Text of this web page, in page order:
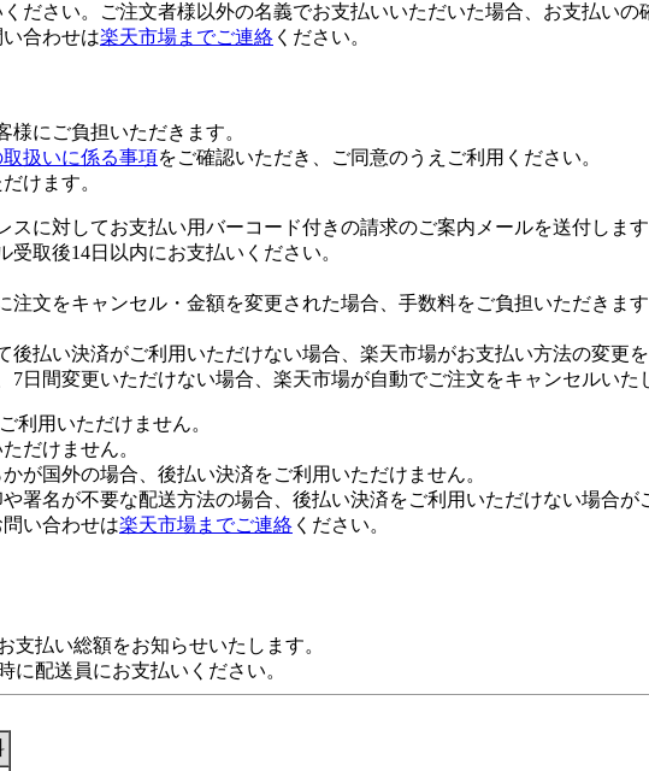
ださい。ご注文者様以外の名義でお支払いいただいた場合、お支払いの
合わせは楽天市場までご連絡 ください。
様にご負担いただきます。
扱いに係る事項をご確認いただき、ご同意のうえご利用ください。
けます。
スに対してお支払い用バーコード付きの請求のご案内メールを送付しま
取後14日以内にお支払いください。
注文をキャンセル・金額を変更された場合、手数料をご負担いただきま
後払い決済がご利用いただけない場合、楽天市場がお支払い方法の変更を
7日間変更いただけない場合、楽天市場が自動でご注文をキャンセルいた
利用いただけません。
だけません。
が国外の場合、後払い決済をご利用いただけません。
署名が不要な配送方法の場合、後払い決済をご利用いただけない場合が
い合わせは楽天市場までご連絡 ください。
払い総額をお知らせいたします。
に配送員にお支払いください。